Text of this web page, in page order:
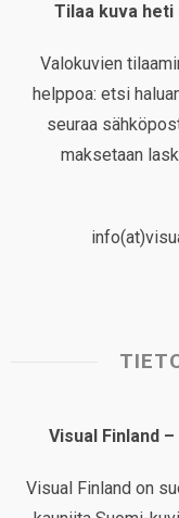
Tilaa kuva
Valokuvien
helppoa: etsi
seuraa
maksetaan
Visual Finland
Visual Finland on